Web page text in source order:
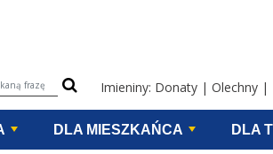
treści na stronieImieniny: Donaty | Olechny |
DLA MIESZKAŃCA DLA